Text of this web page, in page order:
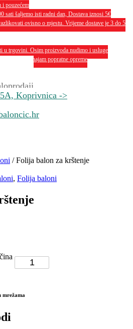
i pouzećem
sati šaljemo isti radni dan, Dostava iznosi 5€
ovisno o mjestu. Vrijeme dostave je 3 do 5
u trgovini. Osim proizvoda nudimo i usluge
i eksterija te najam popratne opreme
Koprivnica ->
/ Folija balon za krštenje
, Folija baloni
mrežama